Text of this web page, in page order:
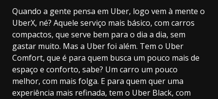
Quando a gente pensa em Uber, logo vem à mente o
UberX, né? Aquele serviço mais básico, com carros
compactos, que serve bem para o dia a dia, sem
gastar muito. Mas a Uber foi além. Tem o Uber
Comfort, que é para quem busca um pouco mais de
espaço e conforto, sabe? Um carro um pouco
melhor, com mais folga. E para quem quer uma
experiência mais refinada, tem o Uber Black, com